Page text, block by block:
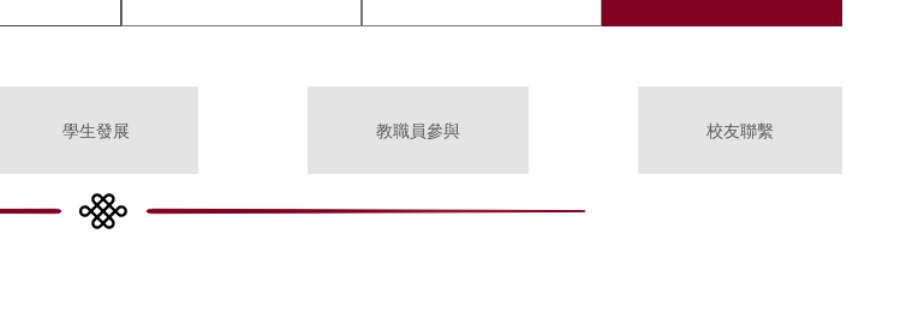
學生發展 教職員參與 校友聯繫